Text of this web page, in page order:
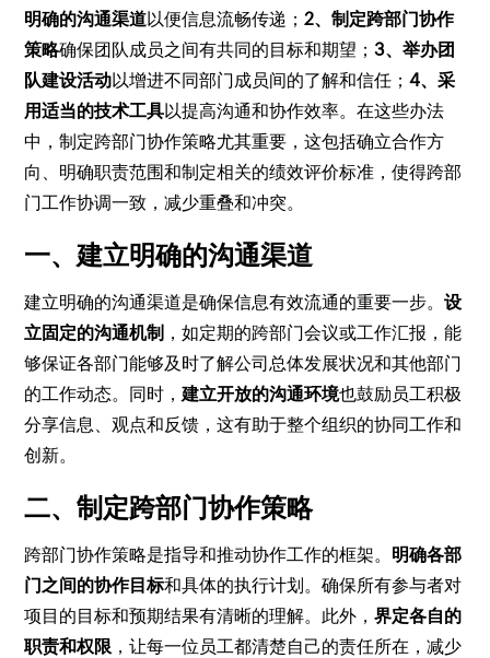
明确的沟通渠道以便信息流畅传递；2、制定跨部门协作
策略确保团队成员之间有共同的目标和期望；3、举办团
队建设活动以增进不同部门成员间的了解和信任；4、采
用适当的技术工具以提高沟通和协作效率。在这些办法
中，制定跨部门协作策略尤其重要，这包括确立合作方
向、明确职责范围和制定相关的绩效评价标准，使得跨部
门工作协调一致，减少重叠和冲突。
一、建立明确的沟通渠道
建立明确的沟通渠道是确保信息有效流通的重要一步。设
立固定的沟通机制 ，如定期的跨部门会议或工作汇报，能
够保证各部门能够及时了解公司总体发展状况和其他部门
的工作动态。同时，建立开放的沟通环境也鼓励员工积极
分享信息、观点和反馈，这有助于整个组织的协同工作和
创新。
二、制定跨部门协作策略
跨部门协作策略是指导和推动协作工作的框架。 明确各部
门之间的协作目标和具体的执行计划。确保所有参与者对
项目的目标和预期结果有清晰的理解。此外，界定各自的
职责和权限 ，让每一位员工都清楚自己的责任所在，减少